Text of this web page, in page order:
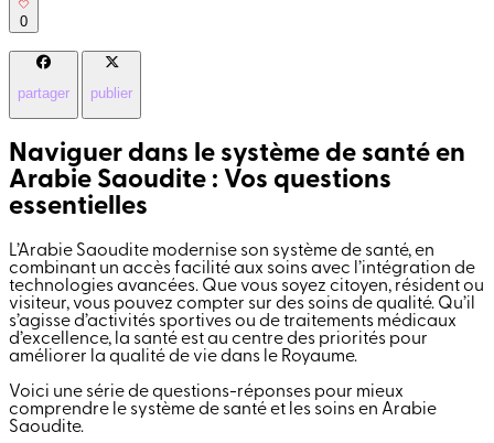
0
partager publier
Naviguer dans le système de santé en
Arabie Saoudite : Vos questions
essentielles
L’Arabie Saoudite modernise son système de santé, en
combinant un accès facilité aux soins avec l’intégration de
technologies avancées. Que vous soyez citoyen, résident ou
visiteur, vous pouvez compter sur des soins de qualité. Qu’il
s’agisse d’activités sportives ou de traitements médicaux
d’excellence, la santé est au centre des priorités pour
améliorer la qualité de vie dans le Royaume.
Voici une série de questions-réponses pour mieux
comprendre le système de santé et les soins en Arabie
Saoudite.